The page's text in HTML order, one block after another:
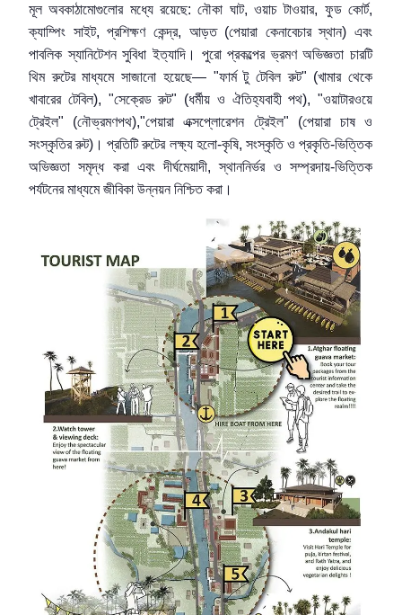
মূল অবকাঠামোগুলোর মধ্যে রয়েছে: নৌকা ঘাট, ওয়াচ টাওয়ার, ফুড কোর্ট,
ক্যাম্পিং সাইট, প্রশিক্ষণ কেন্দ্র, আড়ত (পেয়ারা কেনাবেচার স্থান) এবং
পাবলিক স্যানিটেশন সুবিধা ইত্যাদি। পুরো প্রকল্পের ভ্রমণ অভিজ্ঞতা চারটি
থিম রুটের মাধ্যমে সাজানো হয়েছে— "ফার্ম টু টেবিল রুট" (খামার থেকে
খাবারের টেবিল), "সেক্রেড রুট" (ধর্মীয় ও ঐতিহ্যবাহী পথ), "ওয়াটারওয়ে
ট্রেইল" (নৌভ্রমণপথ),"পেয়ারা এক্সপ্লোরেশন ট্রেইল" (পেয়ারা চাষ ও
সংস্কৃতির রুট)। প্রতিটি রুটের লক্ষ্য হলো-কৃষি, সংস্কৃতি ও প্রকৃতি-ভিত্তিক
অভিজ্ঞতা সমৃদ্ধ করা এবং দীর্ঘমেয়াদী, স্থাননির্ভর ও সম্প্রদায়-ভিত্তিক
পর্যটনের মাধ্যমে জীবিকা উন্নয়ন নিশ্চিত করা।